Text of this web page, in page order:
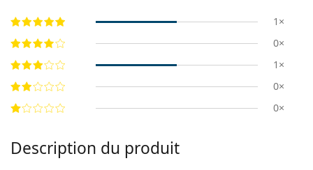
1×
0×
1×
0×
0×
Description du produit